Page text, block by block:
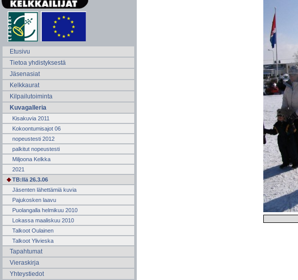
Etusivu
Tietoa yhdistyksestä
Jäsenasiat
Kelkkaurat
Kilpailutoiminta
Kuvagalleria
Kisakuvia 2011
Kokoontumisajot 06
nopeustesti 2012
palkitut nopeustesti
Miljoona Kelkka
2021
TB:llä 26.3.06
Jäsenten lähettämiä kuvia
Pajukosken laavu
Puolangalla helmikuu 2010
Lokassa maaliskuu 2010
Talkoot Oulainen
Talkoot Ylivieska
Tapahtumat
Vieraskirja
Yhteystiedot